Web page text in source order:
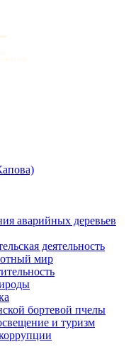
аварийных деревьев
деятельность
мир
бортевой пчелы
и туризм